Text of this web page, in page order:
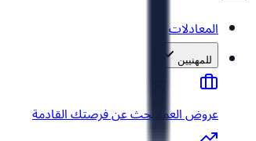
المعادلات
للمهنيين
عروض العمل ابحث عن فرصتك القادمة